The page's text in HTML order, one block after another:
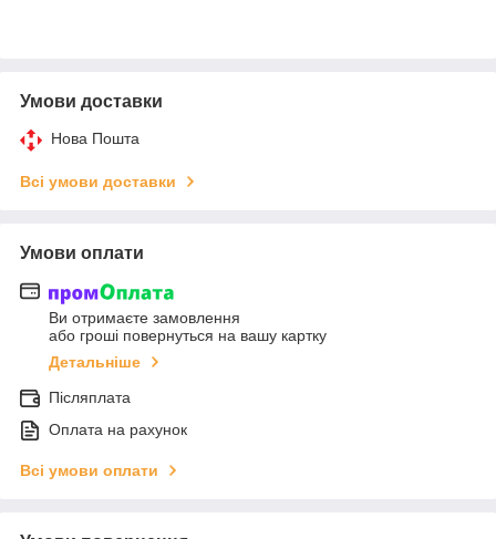
Умови доставки
Нова Пошта
Всі умови доставки
Умови оплати
Ви отримаєте замовлення
або гроші повернуться на вашу картку
Детальніше
Післяплата
Оплата на рахунок
Всі умови оплати